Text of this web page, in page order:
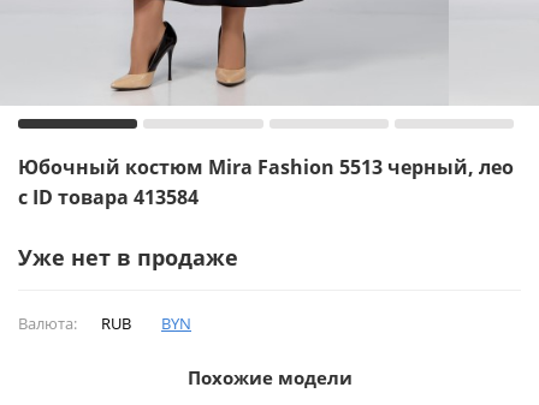
Юбочный костюм Mira Fashion 5513 черный, лео
с ID товара 413584
Уже нет в продаже
Валюта: RUB BYN
Похожие модели